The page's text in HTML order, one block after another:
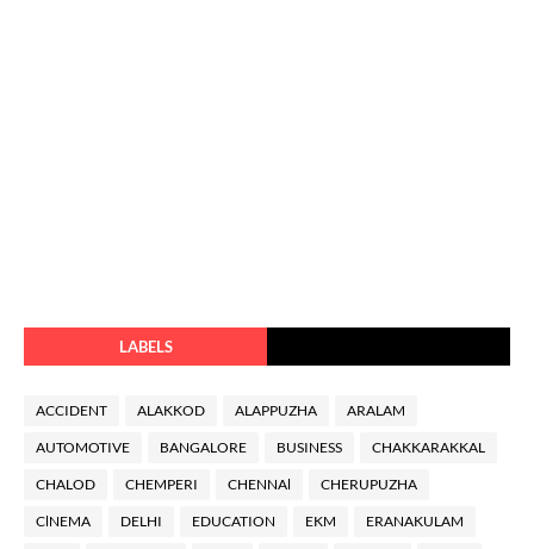
LABELS
ACCIDENT ALAKKOD ALAPPUZHA ARALAM
AUTOMOTIVE BANGALORE BUSINESS CHAKKARAKKAL
CHALOD CHEMPERI CHENNAl CHERUPUZHA
ClNEMA DELHI EDUCATION EKM ERANAKULAM